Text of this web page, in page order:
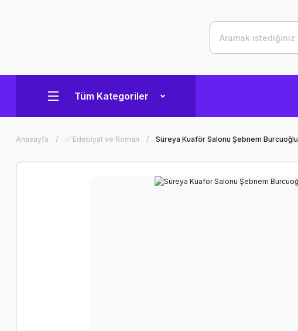
Tüm Kategoriler
Anasayfa ✅ Edebiyat ve Roman Süreya Kuaför Salonu Şebnem Burcuoğlu